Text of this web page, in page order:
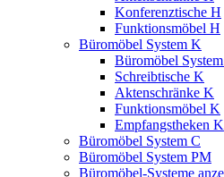
Konferenztische H
Funktionsmöbel H
Büromöbel System K
Büromöbel
Schreibtische K
Aktenschränke K
Funktionsmöbel K
Empfangstheken K
Büromöbel System C
Büromöbel System PM
Büromöbel-Systeme